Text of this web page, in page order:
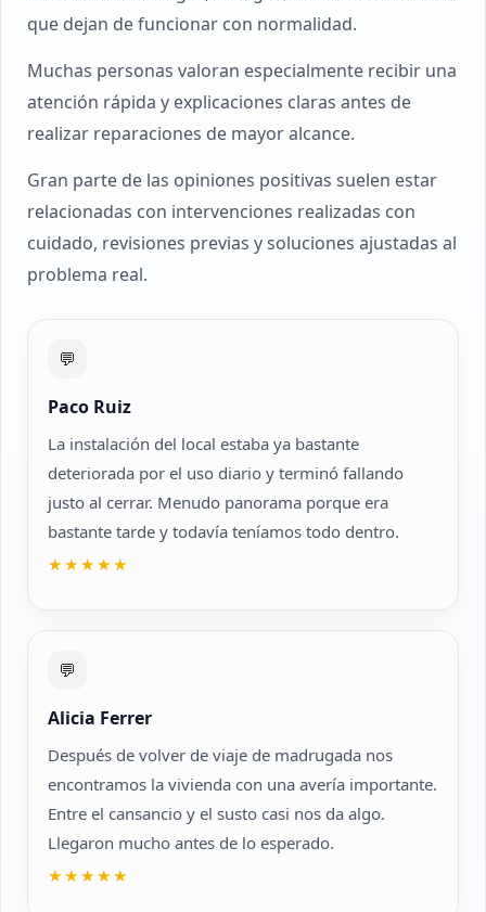
que dejan de funcionar con normalidad.
Muchas personas valoran especialmente recibir una
atención rápida y explicaciones claras antes de
realizar reparaciones de mayor alcance.
Gran parte de las opiniones positivas suelen estar
relacionadas con intervenciones realizadas con
cuidado, revisiones previas y soluciones ajustadas al
problema real.
💬
Paco Ruiz
La instalación del local estaba ya bastante
deteriorada por el uso diario y terminó fallando
justo al cerrar. Menudo panorama porque era
bastante tarde y todavía teníamos todo dentro.
★★★★★
💬
Alicia Ferrer
Después de volver de viaje de madrugada nos
encontramos la vivienda con una avería importante.
Entre el cansancio y el susto casi nos da algo.
Llegaron mucho antes de lo esperado.
★★★★★